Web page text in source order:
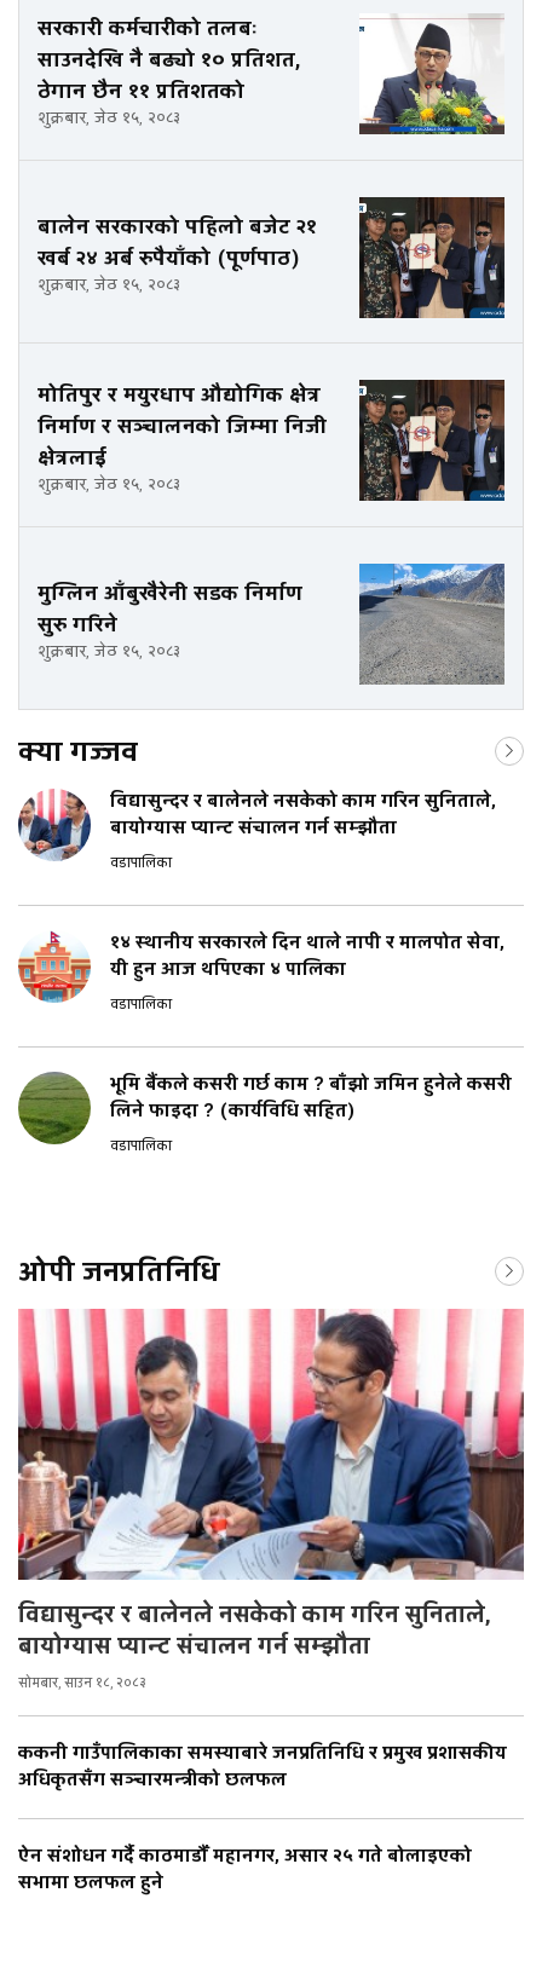
सरकारी कर्मचारीको तलबः
साउनदेखि नै बढ्यो १० प्रतिशत,
ठेगान छैन ११ प्रतिशतको
शुक्रबार, जेठ १५, २०८३
बालेन सरकारको पहिलो बजेट २१
खर्ब २४ अर्ब रुपैयाँको (पूर्णपाठ)
शुक्रबार, जेठ १५, २०८३
मोतिपुर र मयुरधाप औद्योगिक क्षेत्र
निर्माण र सञ्चालनको जिम्मा निजी
क्षेत्रलाई
शुक्रबार, जेठ १५, २०८३
मुग्लिन आँबुखैरेनी सडक निर्माण
सुरु गरिने
शुक्रबार, जेठ १५, २०८३
क्या गज्जव
विद्यासुन्दर र बालेनले नसकेको काम गरिन सुनिताले,
बायोग्यास प्यान्ट संचालन गर्न सम्झौता
वडापालिका
१४ स्थानीय सरकारले दिन थाले नापी र मालपोत सेवा,
यी हुन आज थपिएका ४ पालिका
वडापालिका
भूमि बैंकले कसरी गर्छ काम ? बाँझो जमिन हुनेले कसरी
लिने फाइदा ? (कार्यविधि सहित)
वडापालिका
ओपी जनप्रतिनिधि
विद्यासुन्दर र बालेनले नसकेको काम गरिन सुनिताले,
बायोग्यास प्यान्ट संचालन गर्न सम्झौता
सोमबार, साउन १८, २०८३
ककनी गाउँपालिकाका समस्याबारे जनप्रतिनिधि र प्रमुख प्रशासकीय
अधिकृतसँग सञ्चारमन्त्रीको छलफल
ऐन संशोधन गर्दै काठमाडौँ महानगर, असार २५ गते बोलाइएको
सभामा छलफल हुने